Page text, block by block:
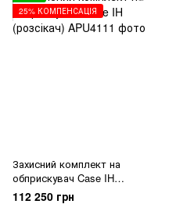
25% КОМПЕНСАЦІЯ
Захисний комплект на
обприскувач Case IH
(розсікач)
112 250 грн